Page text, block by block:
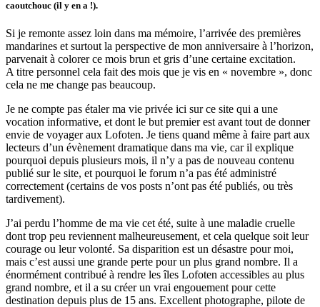
caoutchouc (il y en a !).
Si je remonte assez loin dans ma mémoire, l’arrivée des premières
mandarines et surtout la perspective de mon anniversaire à l’horizon,
parvenait à colorer ce mois brun et gris d’une certaine excitation.
A titre personnel cela fait des mois que je vis en « novembre », donc
cela ne me change pas beaucoup.
Je ne compte pas étaler ma vie privée ici sur ce site qui a une
vocation informative, et dont le but premier est avant tout de donner
envie de voyager aux Lofoten. Je tiens quand même à faire part aux
lecteurs d’un évènement dramatique dans ma vie, car il explique
pourquoi depuis plusieurs mois, il n’y a pas de nouveau contenu
publié sur le site, et pourquoi le forum n’a pas été administré
correctement (certains de vos posts n’ont pas été publiés, ou très
tardivement).
J’ai perdu l’homme de ma vie cet été, suite à une maladie cruelle
dont trop peu reviennent malheureusement, et cela quelque soit leur
courage ou leur volonté. Sa disparition est un désastre pour moi,
mais c’est aussi une grande perte pour un plus grand nombre. Il a
énormément contribué à rendre les îles Lofoten accessibles au plus
grand nombre, et il a su créer un vrai engouement pour cette
destination depuis plus de 15 ans. Excellent photographe, pilote de